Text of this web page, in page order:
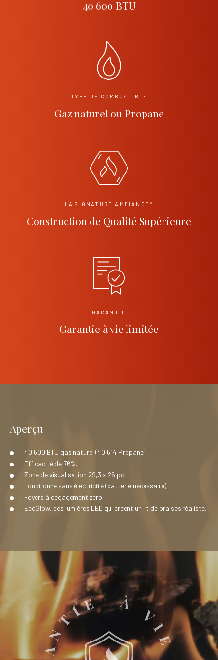
40 600 BTU
TYPE DE COMBUSTIBLE
Gaz naturel ou Propane
LA SIGNATURE AMBIANCE®
Construction de Qualité Supérieure
GARANTIE
Garantie à vie limitée
Aperçu
40 600 BTU gas naturel (40 614 Propane)
Efficacité de 76%.
Zone de visualisation 29,3 x 26 po
Fonctionne sans électricité (batterie nécessaire)
Foyers à dégagement zéro
EcoGlow, des lumières LED qui créent un lit de braises réaliste.